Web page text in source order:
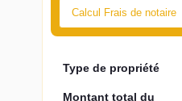
Calcul Frais de notaire